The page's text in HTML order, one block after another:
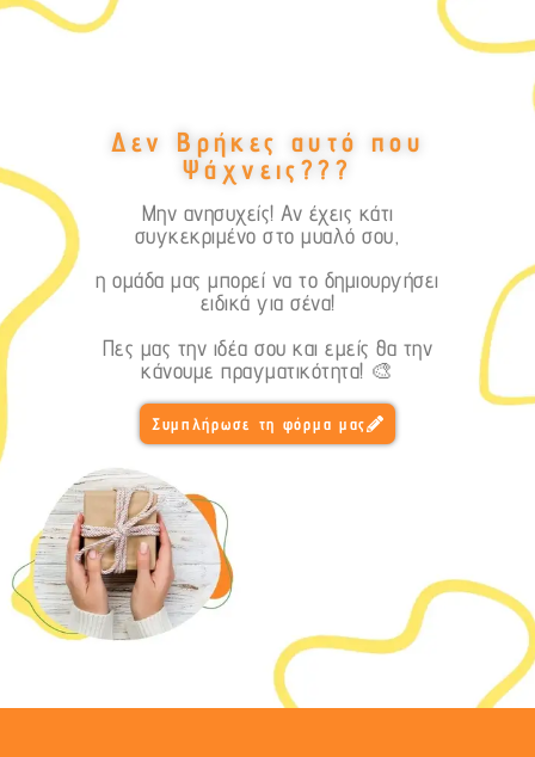
Δεν Βρήκες αυτό που
Ψάχνεις???
Μην ανησυχείς! Αν έχεις κάτι
συγκεκριμένο στο μυαλό σου,
η ομάδα μας μπορεί να το δημιουργήσει
ειδικά για σένα!
Πες μας την ιδέα σου και εμείς θα την
κάνουμε πραγματικότητα! 🎨
Συμπλήρωσε τη φόρμα μας